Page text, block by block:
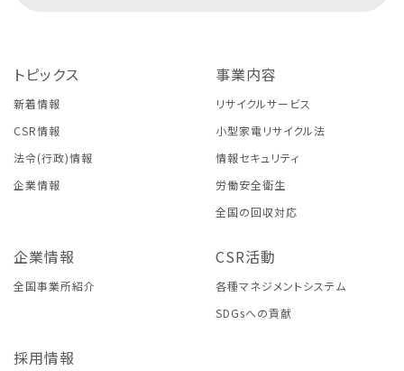
トピックス
新着情報
CSR情報
法令(行政)情報
企業情報
事業内容
リサイクルサービス
小型家電リサイクル法
情報セキュリティ
労働安全衛生
全国の回収対応
企業情報
全国事業所紹介
CSR活動
各種マネジメントシステム
SDGsへの貢献
採用情報